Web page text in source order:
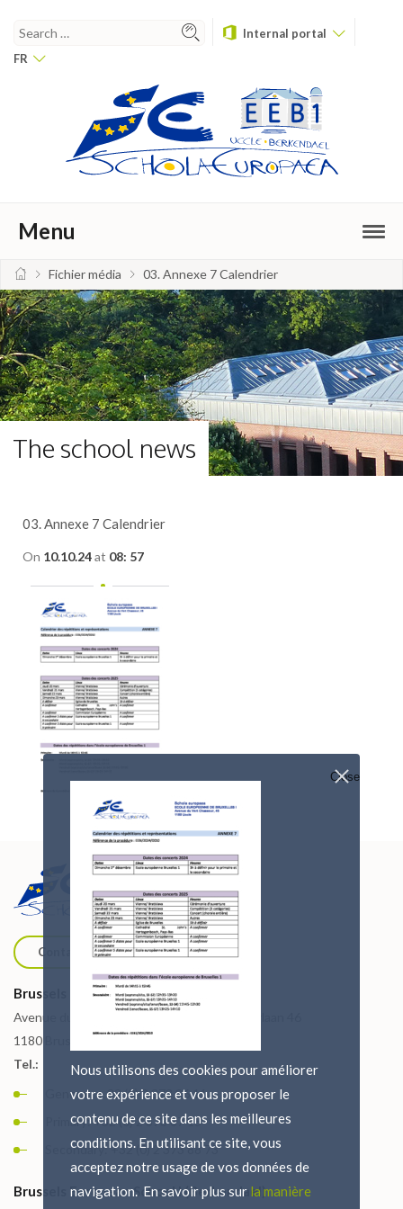
Internal portal
FR
Menu
Fichier média 03. Annexe 7 Calendrier
The school news
03. Annexe 7 Calendrier
On 10.10.24at 08: 57
Contact us
Brussels European School I (Uccle)
Avenue du Vert Chasseur 46 / Groene Jagerlaan 46
1180 Brussels
Tel.:
General: + 32 (0) 2 373 86 11
Primary: +32 (0) 2 373 87 15
Secondary: +32 (0) 2 373 88 73
Brussels European School I (Berkendael)
Nous utilisons des cookies pour améliorer
votre expérience et vous proposer le
contenu de ce site dans les meilleures
conditions. En utilisant ce site, vous
acceptez notre usage de vos données de
navigation. En savoir plus sur la manière
Close